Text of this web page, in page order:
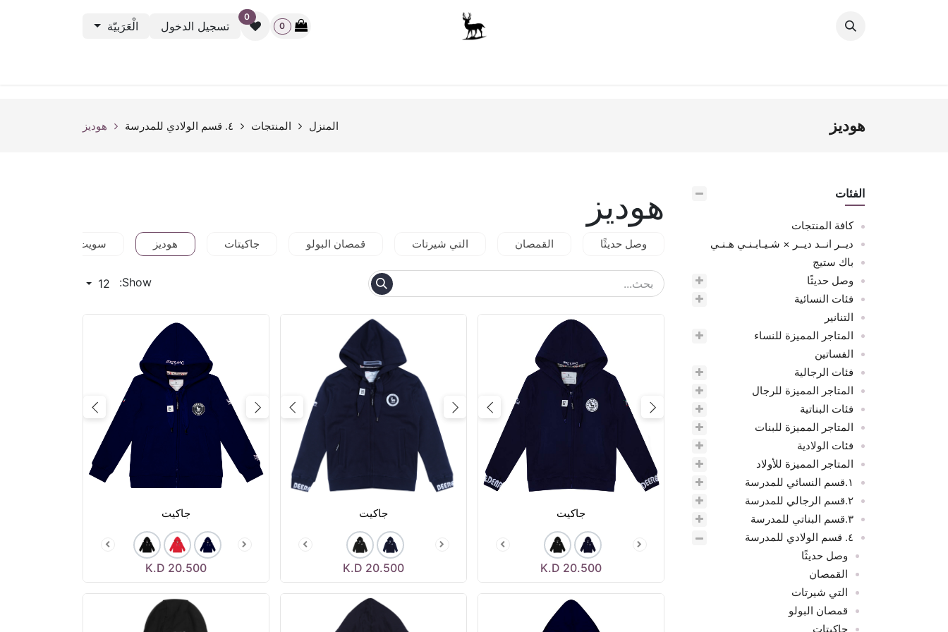
0
0
تسجيل الدخول الْعَرَبيّة
هوديز المنزل المنتجات ٤. قسم الولادي للمدرسة هوديز
الفئات
كافة المنتجات
ديــر انــد ديــر × شـيـابـنـي هـنـي
باك ستيج
وصل حديثًا
فئات النسائية
التنانير
المتاجر المميزة للنساء
الفساتين
فئات الرجالية
المتاجر المميزة للرجال
فئات البناتية
المتاجر المميزة للبنات
فئات الولادية
المتاجر المميزة للأولاد
١.قسم النسائي للمدرسة
٢.قسم الرجالي للمدرسة
٣.قسم البناتي للمدرسة
٤. قسم الولادي للمدرسة
وصل حديثًا
القمصان
التي شيرتات
قمصان البولو
جاكيتات
هوديز
وصل حديثًا القمصان التي شيرتات قمصان البولو جاكيتات هوديز سويت شيرت
Show:
12
Previous
Next
جاكيت
20.500
Previous
Next
جاكيت
20.500
Previous
Next
جاكيت
20.500